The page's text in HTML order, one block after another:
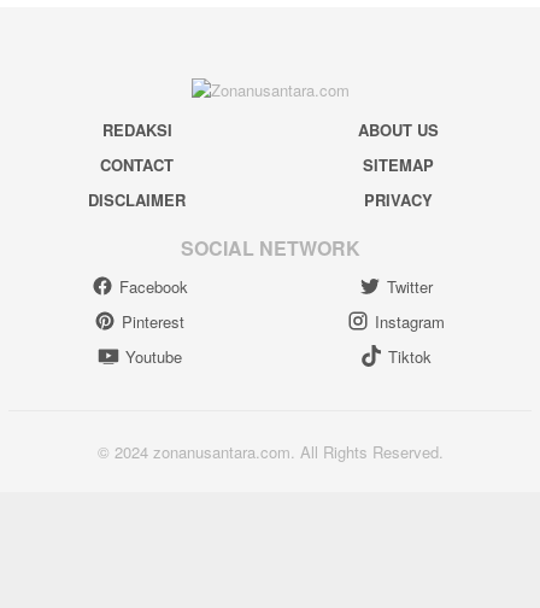
REDAKSI
ABOUT US
CONTACT
SITEMAP
DISCLAIMER
PRIVACY
SOCIAL NETWORK
Facebook
Twitter
Pinterest
Instagram
Youtube
Tiktok
© 2024 zonanusantara.com. All Rights Reserved.